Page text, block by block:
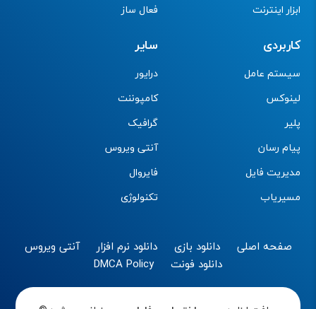
ابزار اینترنت
فعال ساز
کاربردی
سیستم عامل
لینوکس
پلیر
پیام رسان
مدیریت فایل
مسیریاب
سایر
درایور
کامپوننت
گرافیک
آنتی ویروس
فایروال
تکنولوژی
صفحه اصلی دانلود بازی دانلود نرم افزار
آنتی ویروس
دانلود فونت
DMCA Policy